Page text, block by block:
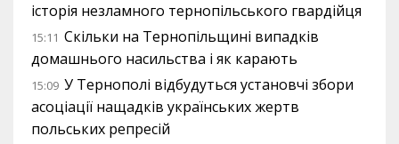
історія незламного тернопільського гвардійця
15:11 Скільки на Тернопільщині випадків
домашнього насильства і як карають
15:09 У Тернополі відбудуться установчі збори
асоціації нащадків українських жертв
польських репресій